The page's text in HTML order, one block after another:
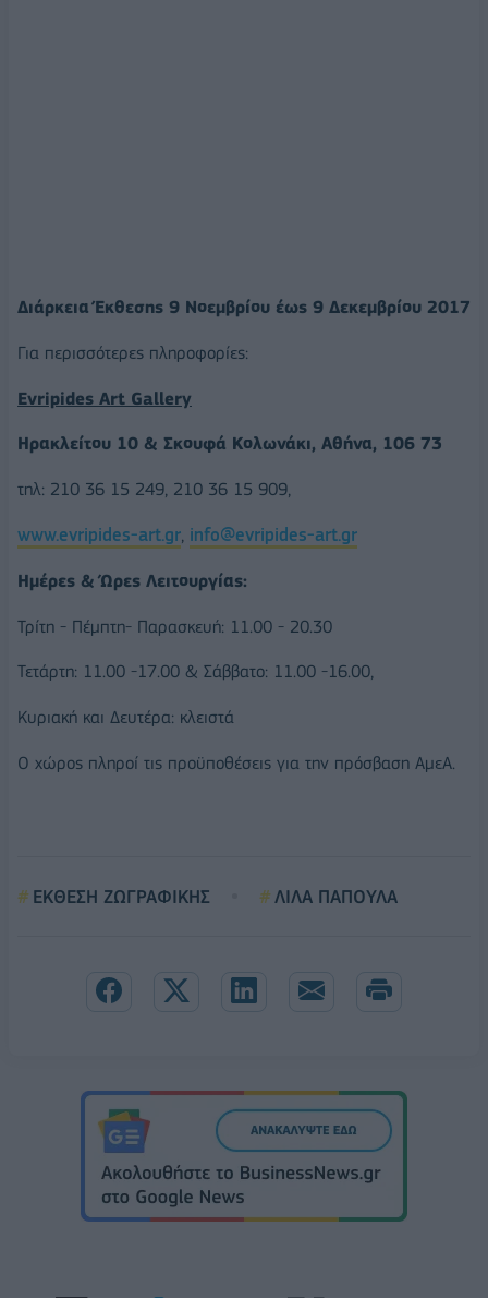
Διάρκεια Έκθεσης 9 Nοεμβρίου έως 9 Δεκεμβρίου 2017
Για περισσότερες πληροφορίες:
Evripides Art Gallery
Ηρακλείτου 10 & Σκουφά Κολωνάκι, Αθήνα, 106 73
τηλ: 210 36 15 249, 210 36 15 909,
www.evripides-art.gr, info@evripides-art.gr
Ημέρες & Ώρες Λειτουργίας:
Τρίτη - Πέμπτη- Παρασκευή: 11.00 - 20.30
Τετάρτη: 11.00 -17.00 & Σάββατο: 11.00 -16.00,
Κυριακή και Δευτέρα: κλειστά
Ο χώρος πληροί τις προϋποθέσεις για την πρόσβαση ΑμεΑ.
ΕΚΘΕΣΗ ΖΩΓΡΑΦΙΚΗΣ ΛΙΛΑ ΠΑΠΟΥΛΑ